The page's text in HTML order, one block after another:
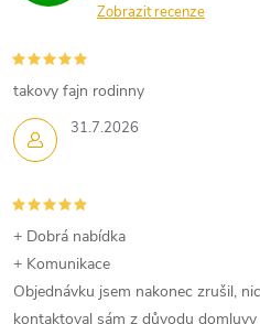
Zobrazit recenze
31.7.2026
takovy fajn rodinny
+ Dobrá nabídka
+ Komunikace
Objednávku jsem nakonec zrušil,
kontaktoval sám z důvodu